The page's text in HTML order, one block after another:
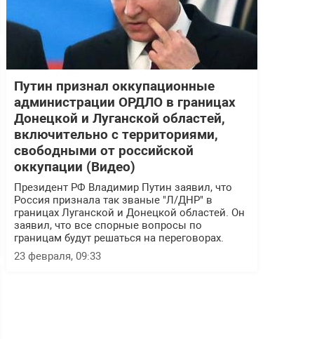
Путин признал оккупационные
администрации ОРДЛО в границах
Донецкой и Луганской областей,
включительно с территориями,
свободными от российской
оккупации (Видео)
Президент РФ Владимир Путин заявил, что
Россия признала так званые "Л/ДНР" в
границах Луганской и Донецкой областей. Он
заявил, что все спорные вопросы по
границам будут решаться на переговорах.
23 февраля, 09:33